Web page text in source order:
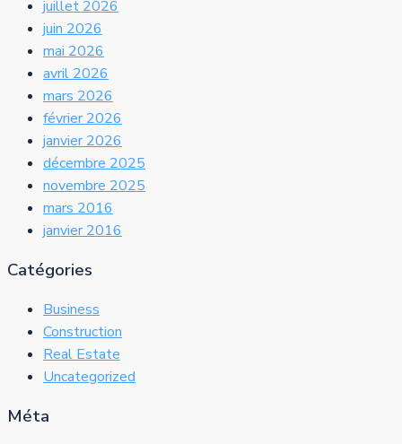
juillet 2026
juin 2026
mai 2026
avril 2026
mars 2026
février 2026
janvier 2026
décembre 2025
novembre 2025
mars 2016
janvier 2016
Catégories
Business
Construction
Real Estate
Uncategorized
Méta